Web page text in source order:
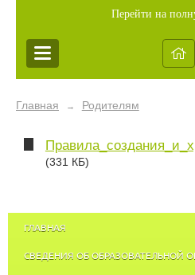
Перейти на
Главная → Родителям
(331 КБ)
ГЛАВНАЯ
СВЕДЕНИЯ ОБ ОБРАЗОВАТЕЛЬНОЙ